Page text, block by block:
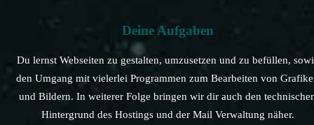
Deine Aufgaben
Du lernst Webseiten zu gestalten, umzusetzen und zu befüllen,
den Umgang mit vielerlei Programmen zum Bearbeiten von
und Bildern. In weiterer Folge bringen wir dir auch den
Hintergrund des Hostings und der Mail Verwaltung näher.